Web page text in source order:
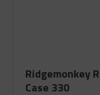
Ridgemonkey
Case 330